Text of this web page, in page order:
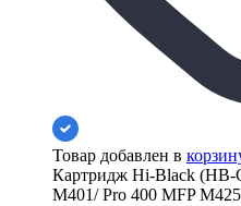
Товар добавлен в
Картридж Hi-Black (HB-
M401/ Pro 400 MFP